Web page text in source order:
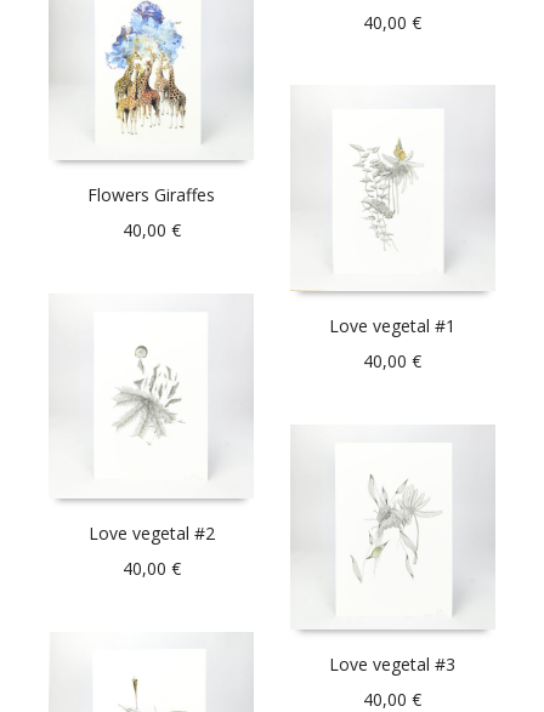
40,00€
Flowers Giraffes
40,00 €
Love vegetal #1
40,00€
Love vegetal #2
40,00 €
Love vegetal #3
40,00€